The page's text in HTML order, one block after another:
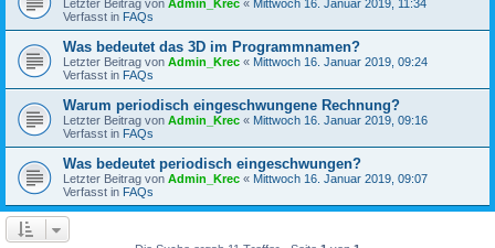
Letzter Beitrag von Admin_Krec « Mittwoch 16. Januar 2019, 11:34
Verfasst in FAQs
Was bedeutet das 3D im Programmnamen?
Letzter Beitrag von Admin_Krec « Mittwoch 16. Januar 2019, 09:24
Verfasst in FAQs
Warum periodisch eingeschwungene Rechnung?
Letzter Beitrag von Admin_Krec « Mittwoch 16. Januar 2019, 09:16
Verfasst in FAQs
Was bedeutet periodisch eingeschwungen?
Letzter Beitrag von Admin_Krec « Mittwoch 16. Januar 2019, 09:07
Verfasst in FAQs